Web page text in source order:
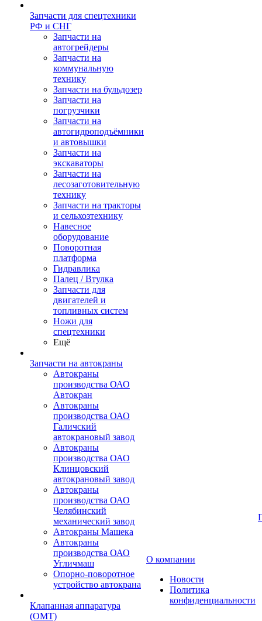
Запчасти для спецтехники
РФ и СНГ
Запчасти на
автогрейдеры
Запчасти на
коммунальную
технику
Запчасти на бульдозер
Запчасти на
погрузчики
Запчасти на
автогидроподъёмники
и автовышки
Запчасти на
экскаваторы
Запчасти на
лесозаготовительную
технику
Запчасти на тракторы
и сельхозтехнику
Навесное
оборудование
Поворотная
платформа
Гидравлика
Палец / Втулка
Запчасти для
двигателей и
топливных систем
Ножи для
спецтехники
Ещё
Запчасти на автокраны
Автокраны
производства ОАО
Автокран
Автокраны
производства ОАО
Галичский
автокрановый завод
Автокраны
производства ОАО
Клинцовский
автокрановый завод
Автокраны
производства ОАО
Челябинский
механический завод
Автокраны Машека
Автокраны
производства ОАО
Угличмаш
Опорно-поворотное
устройство автокрана
Клапанная аппаратура
(OMT)
О компании
Новости
Политика
конфиденциальности